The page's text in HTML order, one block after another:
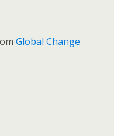
Global Change